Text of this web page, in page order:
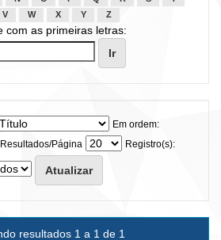
V W X Y Z
com as primeiras letras:
Em ordem:
Resultados/Página
Registro(s):
resultados 1 a 1 de 1